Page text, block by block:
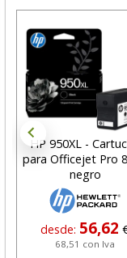
HP 950XL -
para Officejet Pro
negro
desde: 56,62
68,51 con Iva